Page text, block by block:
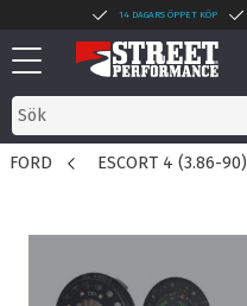
Meny
14 DAGARS ÖPPET KÖP
FORD ESCORT 4 (3.86-90)